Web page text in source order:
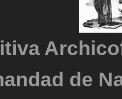
de